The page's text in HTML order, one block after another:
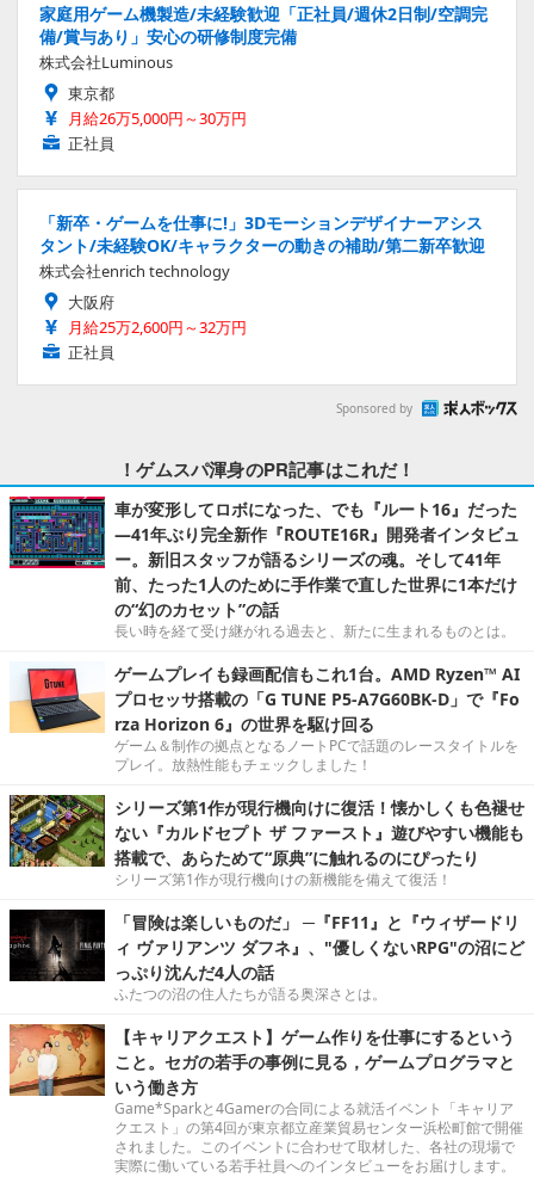
家庭用ゲーム機製造/未経験歓迎「正社員/週休2日制/空調完
備/賞与あり」安心の研修制度完備
株式会社Luminous
東京都
月給26万5,000円～30万円
正社員
「新卒・ゲームを仕事に!」3Dモーションデザイナーアシス
タント/未経験OK/キャラクターの動きの補助/第二新卒歓迎
株式会社enrich technology
大阪府
月給25万2,600円～32万円
正社員
Sponsored by
！ゲムスパ渾身のPR記事はこれだ！
車が変形してロボになった、でも『ルート16』だった
―41年ぶり完全新作『ROUTE16R』開発者インタビュ
ー。新旧スタッフが語るシリーズの魂。そして41年
前、たった1人のために手作業で直した世界に1本だけ
の“幻のカセット”の話
長い時を経て受け継がれる過去と、新たに生まれるものとは。
ゲームプレイも録画配信もこれ1台。AMD Ryzen™ AI
プロセッサ搭載の「G TUNE P5-A7G60BK-D」で『Fo
rza Horizon 6』の世界を駆け回る
ゲーム＆制作の拠点となるノートPCで話題のレースタイトルを
プレイ。放熱性能もチェックしました！
シリーズ第1作が現行機向けに復活！懐かしくも色褪せ
ない『カルドセプト ザ ファースト』遊びやすい機能も
搭載で、あらためて“原典”に触れるのにぴったり
シリーズ第1作が現行機向けの新機能を備えて復活！
「冒険は楽しいものだ」 ─『FF11』と『ウィザードリ
ィ ヴァリアンツ ダフネ』、"優しくないRPG"の沼にど
っぷり沈んだ4人の話
ふたつの沼の住人たちが語る奥深さとは。
【キャリアクエスト】ゲーム作りを仕事にするという
こと。セガの若手の事例に見る，ゲームプログラマと
いう働き方
Game*Sparkと4Gamerの合同による就活イベント「キャリア
クエスト」の第4回が東京都立産業貿易センター浜松町館で開催
されました。このイベントに合わせて取材した、各社の現場で
実際に働いている若手社員へのインタビューをお届けします。